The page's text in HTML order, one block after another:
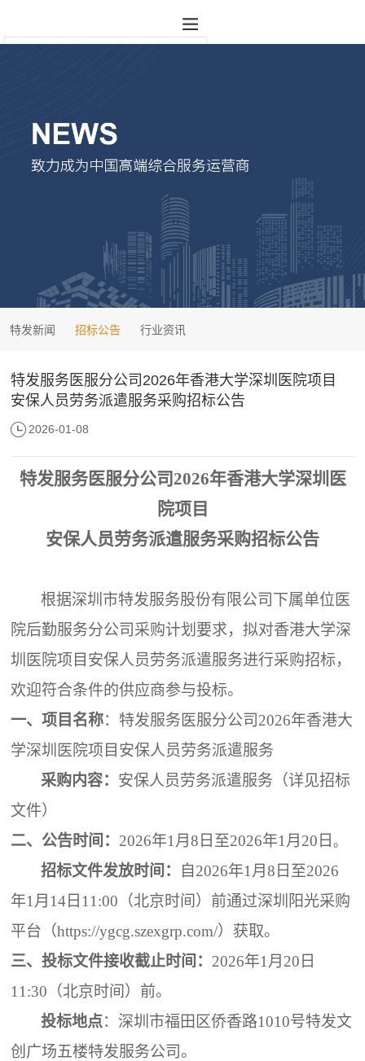
特发新闻 招标公告 行业资讯
特发服务医服分公司2026年香港大学深圳医院项目
安保人员劳务派遣服务采购招标公告
2026-01-08
特发服务医服分公司 2026年香港大学深圳医
院项目
安保人员劳务派遣服务采购招标公告
根据深圳市特发服务股份有限公司下属单位医
院后勤服务分公司采购计划要求，拟对香港大学深
圳医院项目安保人员劳务派遣服务进行采购招标，
欢迎符合条件的供应商参与投标。
一、项目名称： 特发服务医服分公司2026年香港大
学深圳医院项目安保人员劳务派遣服务
采购内容： 安保人员劳务派遣服务（详见招标
文件）
二、 公告时间： 2026年1 月8 日至2026年1 月 20 日。
招标文件发放时间： 自2026年1 月8 日至2026
年1 月 14日 11:00 （北京时间 ） 前通过深圳阳光采购
平台（https://ygcg.szexgrp.com/）获取。
三、投标文件接收截止时间： 2026年1 月 20 日
11 :30 （北京时间 ） 前。
投标地点： 深圳市福田区侨香路1010号特发文
创广场五楼特发服务公司。